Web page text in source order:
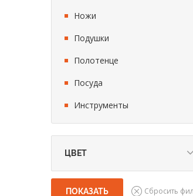
Ножи
Подушки
Полотенце
Посуда
Инструменты
ЦВЕТ
Бежевый (1)
Белый (5)